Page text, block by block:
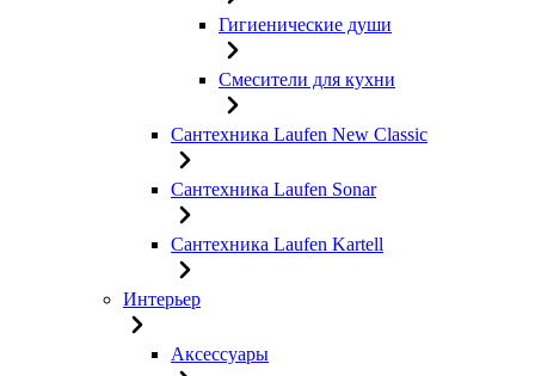
Гигиенические души
Смесители для кухни
Сантехника Laufen New Classic
Сантехника Laufen Sonar
Сантехника Laufen Kartell
Интерьер
Аксессуары